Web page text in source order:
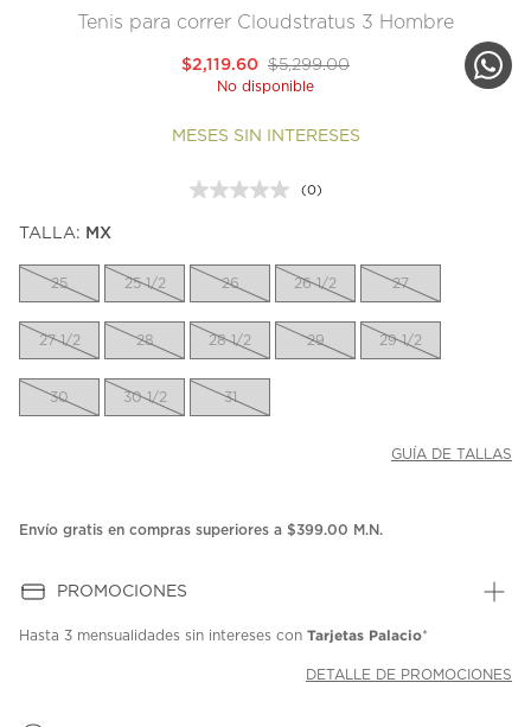
Tenis para correr Cloudstratus 3 Hombre
$5,299.00
$2,119.60
No disponible
MESES SIN INTERESES
Sin
la
misma
(0)
TALLA: MX
25 25 1/2 26 26 1/2 27
27 1/2 28 28 1/2 29 29 1/2
30 30 1/2 31
GUÍA DE TALLAS
Envío gratis en compras superiores a $399.00 M.N.
PROMOCIONES
Hasta 3 mensualidades sin intereses con Tarjetas Palacio*
DETALLE DE PROMOCIONES